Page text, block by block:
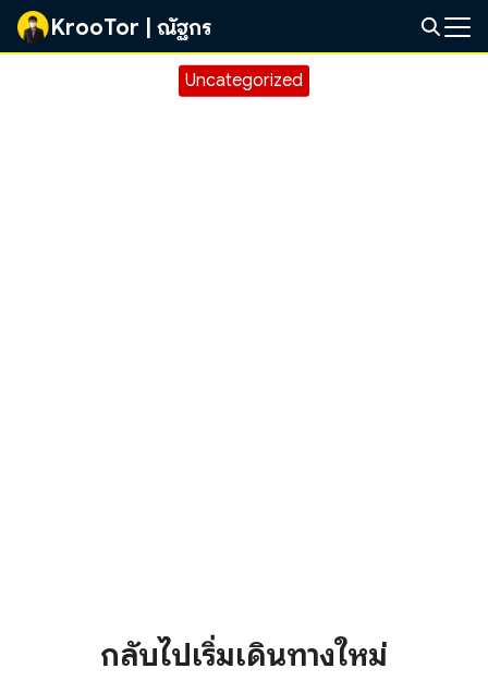
Skip
KrooTor | ณัฐกร
Uncategorized
กลับไปเริ่มเดินทางใหม่